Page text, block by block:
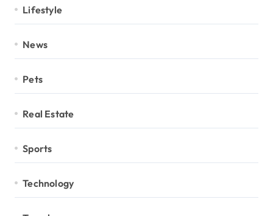
Lifestyle
News
Pets
Real Estate
Sports
Technology